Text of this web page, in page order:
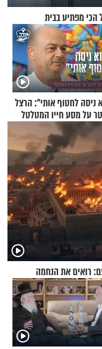
ניסה לחטוף אותי": הרצל
על מסע חייו המטלטל
רואים את הנחמה